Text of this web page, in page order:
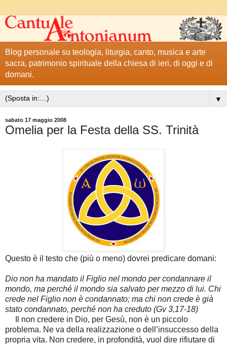
Blog personale su teologia, liturgia, canto, musica e arte
sacra, patrimonio spirituale della chiesa di ieri, di oggi e di
domani.
▼
sabato 17 maggio 2008
Omelia per la Festa della SS. Trinità
Questo è il testo che (più o meno) dovrei predicare domani:
Dio non ha mandato il Figlio nel mondo per condannare il
mondo, ma perché il mondo sia salvato per mezzo di lui. Chi
crede nel Figlio non è condannato; ma chi non crede è già
stato condannato, perché non ha creduto (Gv 3,17-18)
Il non credere in Dio, per Gesù, non è un piccolo
problema. Ne va della realizzazione o dell’insuccesso della
propria vita. Non credere, in profondità, vuol dire rifiutare di